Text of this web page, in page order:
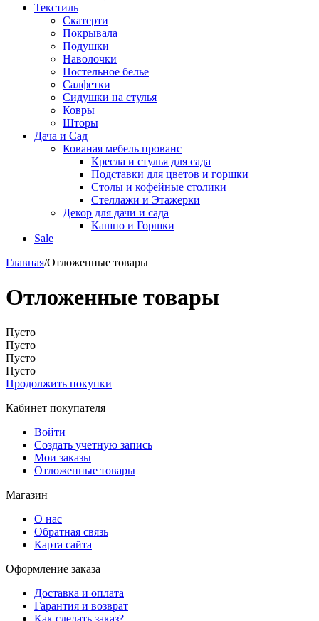
Текстиль
Скатерти
Покрывала
Подушки
Наволочки
Постельное белье
Салфетки
Сидушки на стулья
Ковры
Шторы
Дача и Сад
Кованая мебель прованс
Кресла и стулья для сада
Подставки для цветов и горшки
Столы и кофейные столики
Стеллажи и Этажерки
Декор для дачи и сада
Кашпо и Горшки
Sale
Главная/Отложенные товары
Отложенные товары
Пусто
Пусто
Пусто
Пусто
Продолжить покупки
Кабинет покупателя
Войти
Создать учетную запись
Мои заказы
Отложенные товары
Магазин
О нас
Обратная связь
Карта сайта
Оформление заказа
Доставка и оплата
Гарантия и возврат
Как сделать заказ?